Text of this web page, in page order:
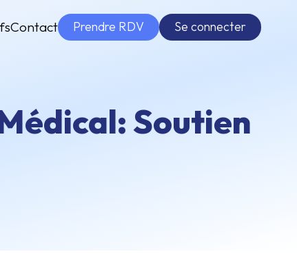
Contact Prendre RDV Se connecter
Soutien